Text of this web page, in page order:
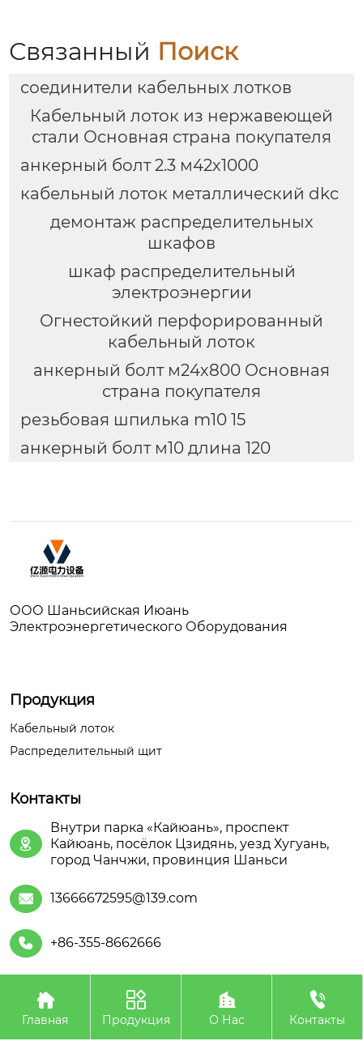
Связанный Поиск
соединители кабельных лотков
Кабельный лоток из нержавеющей
стали Основная страна покупателя
анкерный болт 2.3 м42х1000
кабельный лоток металлический dkc
демонтаж распределительных
шкафов
шкаф распределительный
электроэнергии
Огнестойкий перфорированный
кабельный лоток
анкерный болт м24х800 Основная
страна покупателя
резьбовая шпилька m10 15
анкерный болт м10 длина 120
ООО Шаньсийская Июань
Электроэнергетического Оборудования
Продукция
Кабельный лоток
Распределительный щит
Контакты

Внутри парка «Кайюань», проспект
Кайюань, посёлок Цзидянь, уезд Хугуань,
город Чанчжи, провинция Шаньси
 13666672595@139.com
 +86-355-8662666
Авторское право©ООО Шаньсийская Июань
Электроэнергетического Оборудования

Главная

Продукция

О Нас

Контакты